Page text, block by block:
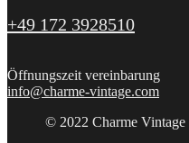
+49 172 3928510
Öffnungszeit vereinbarung
info@charme-vintage.com
© 2022 Charme